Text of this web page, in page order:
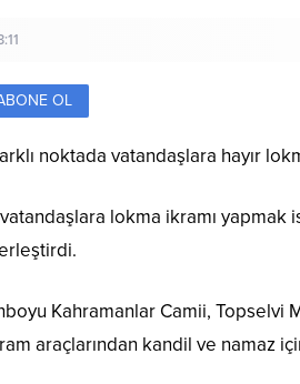
OL
noktada vatandaşlara hayır
lokma ikramı
Kahramanlar Camii,
araçlarından kandil ve